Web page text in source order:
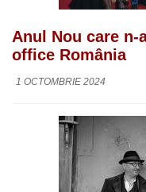
Anul Nou care
office România
1 OCTOMBRIE 2024